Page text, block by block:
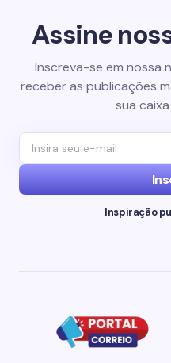
Assine
Inscreva-se em nossa
receber as publicações
sua
Inspiração